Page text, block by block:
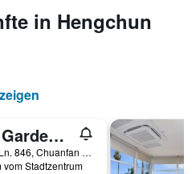
in Hengchun
Red Garden Resort
No.18, Ln. 846, Chuanfan Rd., Hengchun Township, Taiwan
vom Stadtzentrum